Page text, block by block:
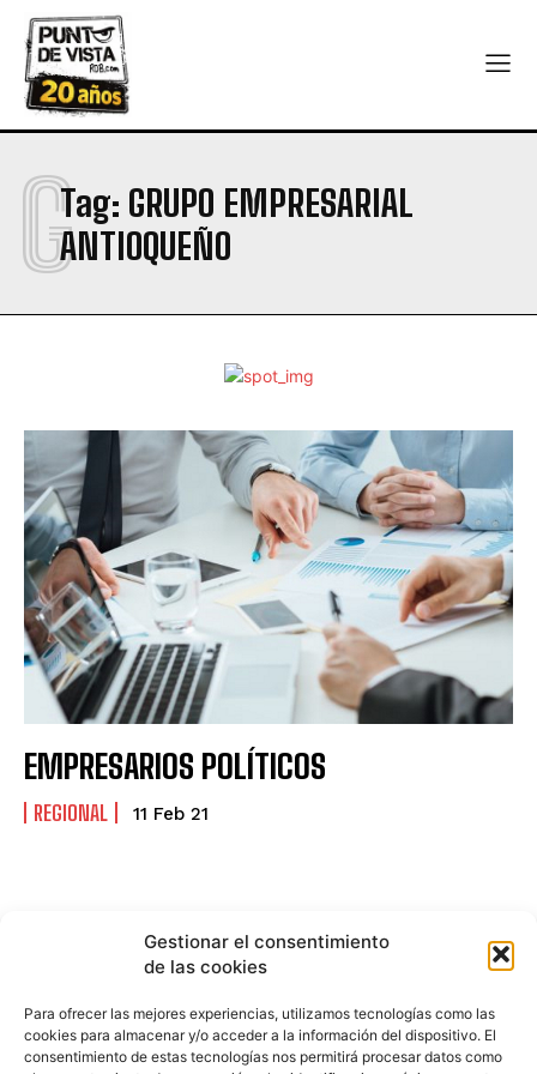
Gestionar el consentimiento
de las cookies
Para ofrecer las mejores experiencias, utilizamos tecnologías como las
cookies para almacenar y/o acceder a la información del dispositivo. El
consentimiento de estas tecnologías nos permitirá procesar datos como
Tag: GRUPO EMPRESARIAL
ANTIOQUEÑO
G
EMPRESARIOS POLÍTICOS
REGIONAL 11 Feb 21